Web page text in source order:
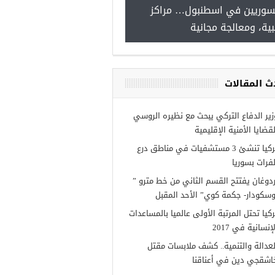
في اسطنبول… مراكز
ومعالجة مجانية
المقالات
الدفاع التركي يبحث مع نظيره الروسي
الأمنية الإقليمية
تركيا تنشئ 3 مستشفيات في مناطق درع
بسوريا
يفتتح القسم الثاني من خط مترو ”
جكمة كوي” الأحد المقبل
تحتل المرتبة الأولى عالميا بالمساعدات
في 2017
والتنمية.. كشف ملابسات مقتل
دين في أعناقنا